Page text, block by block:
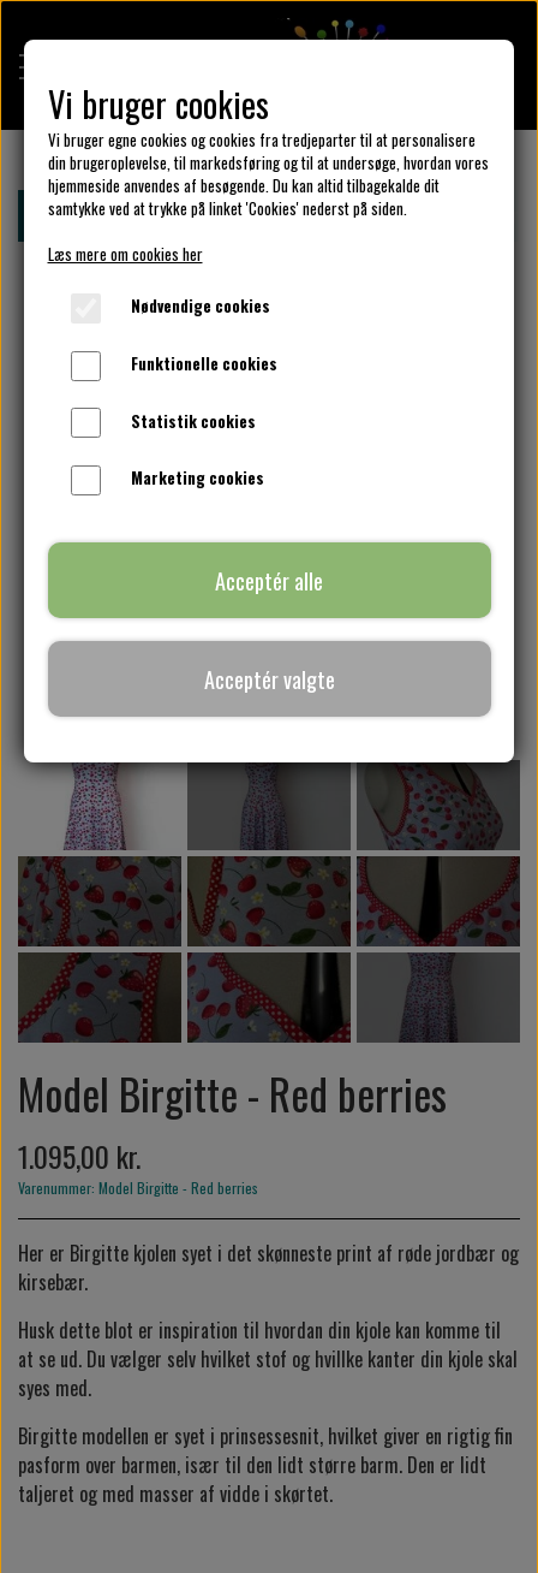
KULÖR DESIGN
DESIGN DIN KJOLE
UNIKA PAKKER
KLAR PARAT
SYKURSER
GAVEKORT
Forside Kulör Design Kjoler Sensommer /
Model Birgitte - Red berries
1.095,00 kr.
Varenummer: Model Birgitte - Red berries
Her er Birgitte kjolen syet i det skønneste print af røde jordbær og
kirsebær.
Husk dette blot er inspiration til hvordan din kjole kan komme til
at se ud. Du vælger selv hvilket stof og hvillke kanter din kjole skal
syes med.
Birgitte modellen er syet i prinsessesnit, hvilket giver en rigtig fin
pasform over barmen, især til den lidt større barm. Den er lidt
taljeret og med masser af vidde i skørtet.
Vi bruger cookies
Vi bruger egne cookies og cookies fra tredjeparter til at personalisere
din brugeroplevelse, til markedsføring og til at undersøge, hvordan vores
hjemmeside anvendes af besøgende. Du kan altid tilbagekalde dit
samtykke ved at trykke på linket 'Cookies' nederst på siden.
Læs mere om cookies her
Nødvendige cookies
Funktionelle cookies
Statistik cookies
Marketing cookies
Acceptér alle
Acceptér valgte